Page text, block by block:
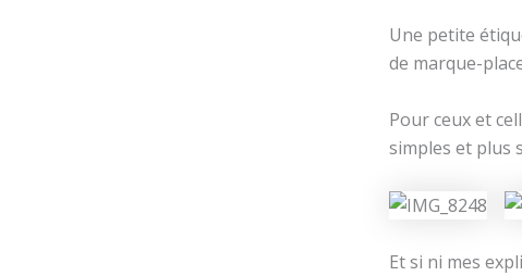
Une petite
de marque-
Pour ceux et
simples et plus
Et si ni mes